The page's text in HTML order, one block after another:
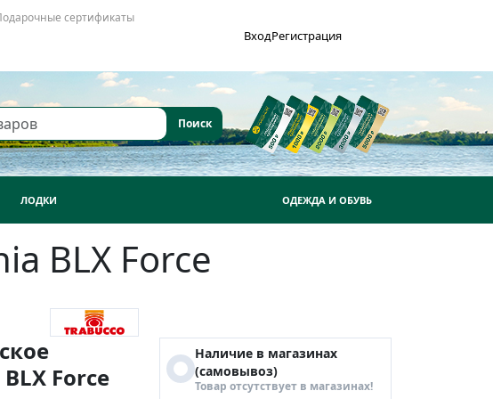
сертификаты
ВходРегистрация
ЛОДКИ ОДЕЖДА И ОБУВЬ
BLX Force
Force
Наличие в магазинах
(самовывоз)
Товар отсутствует в магазинах!